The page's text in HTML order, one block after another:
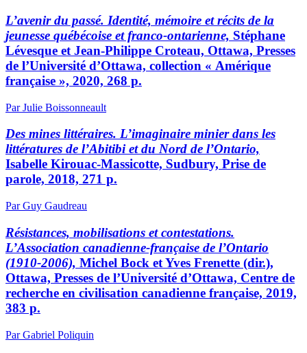
L’avenir du passé. Identité, mémoire et récits de la
jeunesse québécoise et franco-ontarienne, Stéphane
Lévesque et Jean-Philippe Croteau, Ottawa, Presses
de l’Université d’Ottawa, collection « Amérique
française », 2020, 268 p.
Par Julie Boissonneault
Des mines littéraires. L’imaginaire minier dans les
littératures de l’Abitibi et du Nord de l’Ontario,
Isabelle Kirouac-Massicotte, Sudbury, Prise de
parole, 2018, 271 p.
Par Guy Gaudreau
Résistances, mobilisations et contestations.
L’Association canadienne-française de l’Ontario
(1910-2006), Michel Bock et Yves Frenette (dir.),
Ottawa, Presses de l’Université d’Ottawa, Centre de
recherche en civilisation canadienne française, 2019,
383 p.
Par Gabriel Poliquin